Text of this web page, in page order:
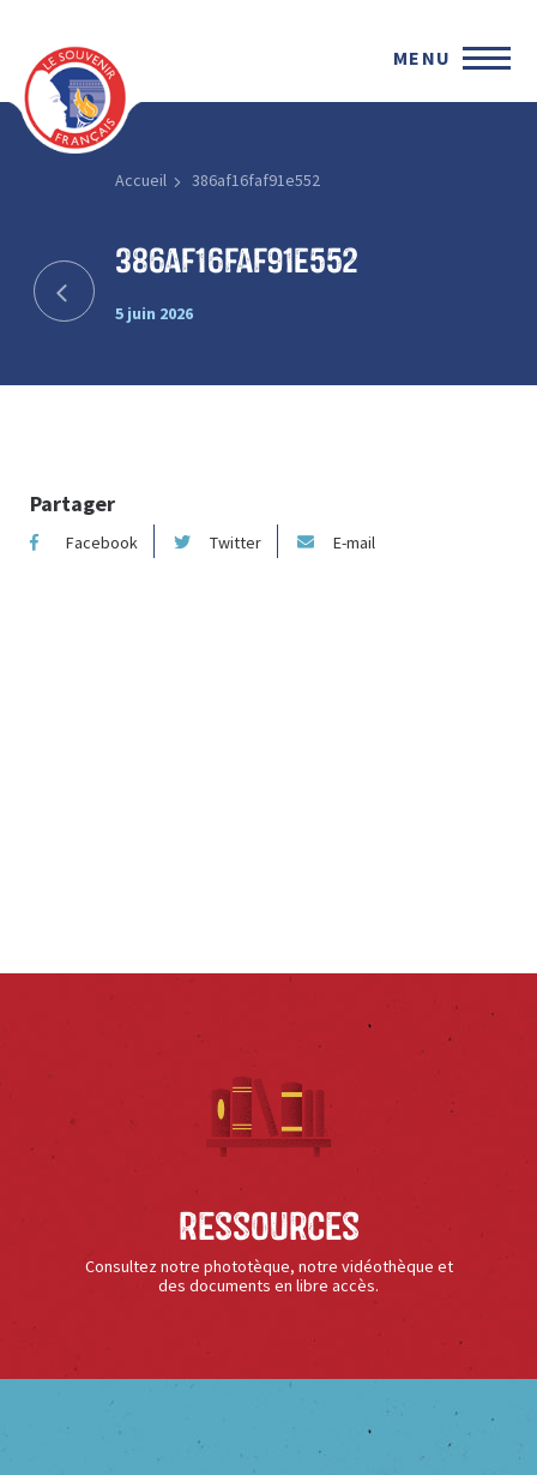
MENU
Accueil 386af16faf91e552
386af16faf91e552
5 juin 2026
Partager
Facebook Twitter E-mail
Ressources
Consultez notre phototèque, notre vidéothèque et
des documents en libre accès.